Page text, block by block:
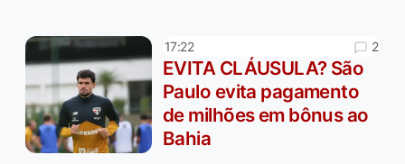
17:22 2
EVITA CLÁUSULA? São
Paulo evita pagamento
de milhões em bônus ao
Bahia